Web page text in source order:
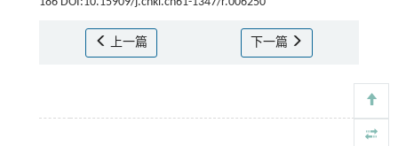
上一篇 下一篇